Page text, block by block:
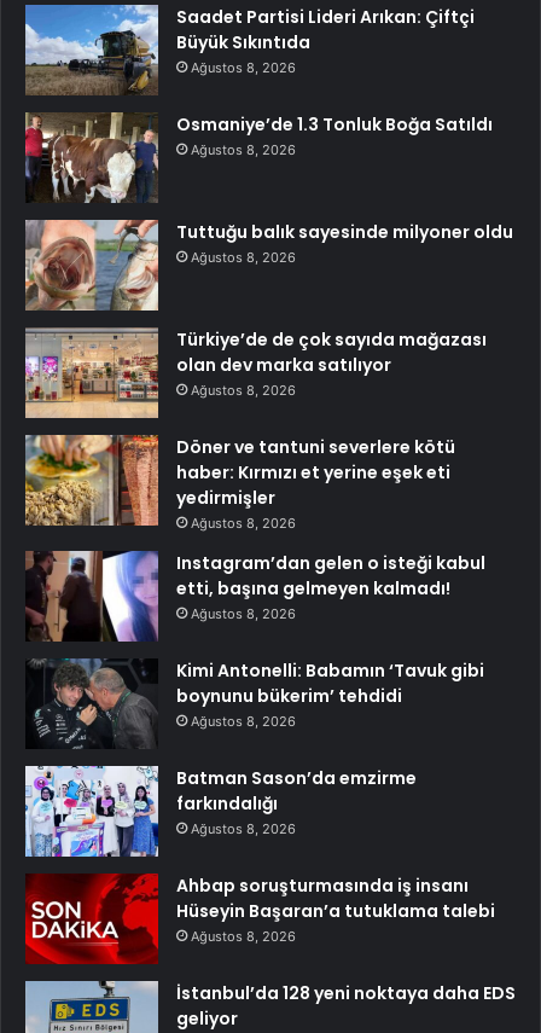
Saadet Partisi Lideri Arıkan: Çiftçi
Büyük Sıkıntıda
Ağustos 8, 2026
Osmaniye’de 1.3 Tonluk Boğa Satıldı
Ağustos 8, 2026
Tuttuğu balık sayesinde milyoner oldu
Ağustos 8, 2026
Türkiye’de de çok sayıda mağazası
olan dev marka satılıyor
Ağustos 8, 2026
Döner ve tantuni severlere kötü
haber: Kırmızı et yerine eşek eti
yedirmişler
Ağustos 8, 2026
Instagram’dan gelen o isteği kabul
etti, başına gelmeyen kalmadı!
Ağustos 8, 2026
Kimi Antonelli: Babamın ‘Tavuk gibi
boynunu bükerim’ tehdidi
Ağustos 8, 2026
Batman Sason’da emzirme
farkındalığı
Ağustos 8, 2026
Ahbap soruşturmasında iş insanı
Hüseyin Başaran’a tutuklama talebi
Ağustos 8, 2026
İstanbul’da 128 yeni noktaya daha EDS
geliyor